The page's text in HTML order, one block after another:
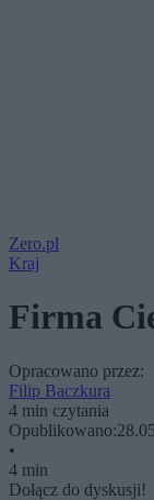
Zero.pl
Kraj
Firma
Opracowano przez:
Filip Baczkura
4 min czytania
Opublikowano:
•
4 min
Dołącz do dyskusji!